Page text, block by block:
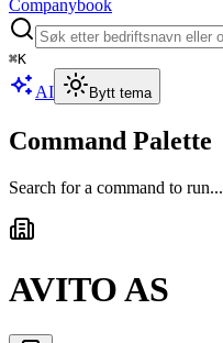
Companybook
⌘K
AI Bytt tema
Command Palette
Search for a command to run...
AVITO AS